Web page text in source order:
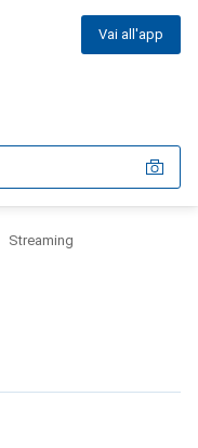
Vai all'app
Streaming